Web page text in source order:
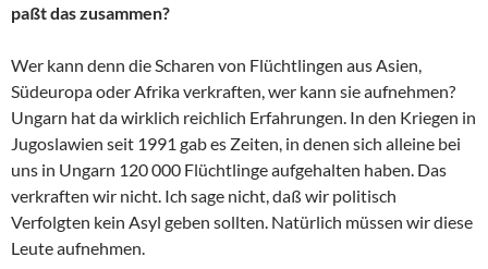
paßt das zusammen?
Wer kann denn die Scharen von Flüchtlingen aus Asien,
Südeuropa oder Afrika verkraften, wer kann sie aufnehmen?
Ungarn hat da wirklich reichlich Erfahrungen. In den Kriegen in
Jugoslawien seit 1991 gab es Zeiten, in denen sich alleine bei
uns in Ungarn 120 000 Flüchtlinge aufgehalten haben. Das
verkraften wir nicht. Ich sage nicht, daß wir politisch
Verfolgten kein Asyl geben sollten. Natürlich müssen wir diese
Leute aufnehmen.